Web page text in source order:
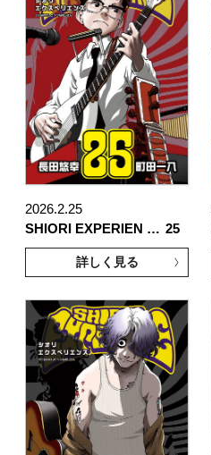
2026.2.25
SHIORI EXPERIEN … 25
詳しく見る